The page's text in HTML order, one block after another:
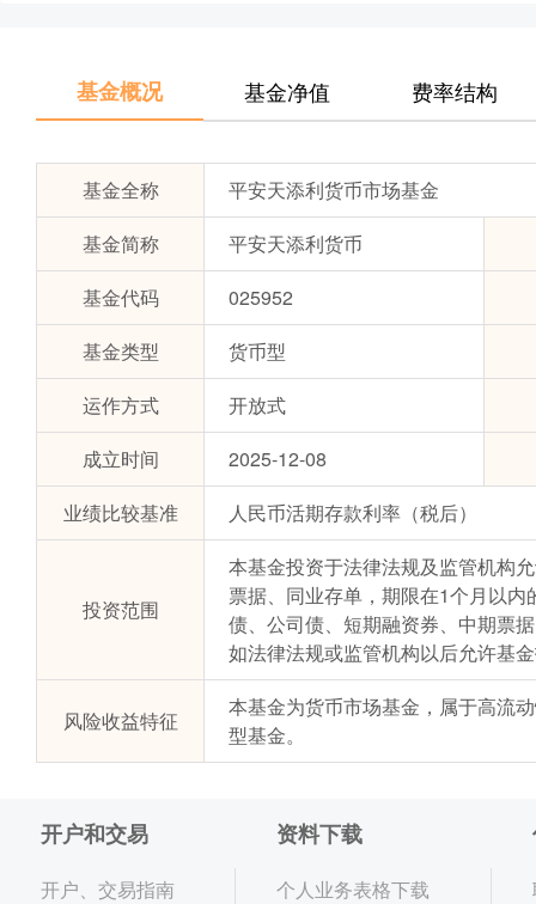
基金概况 基金净值 费率结构
基金全称
平安天添利货币市场基金
基金简称
平安天添利货币
基金代码
025952
基金类型
货币型
运作方式
开放式
成立时间
2025-12-08
业绩比较基准
人民币活期存款利率（税后）
投资范围
本基金投资于法律法规及监管机构
票据、同业存单，期限在1个月以
债、公司债、短期融资券、中期票
如法律法规或监管机构以后允许基
风险收益特征
本基金为货币市场基金，属于高流
型基金。
开户和交易
开户、交易指南
资料下载
个人业务表格下载